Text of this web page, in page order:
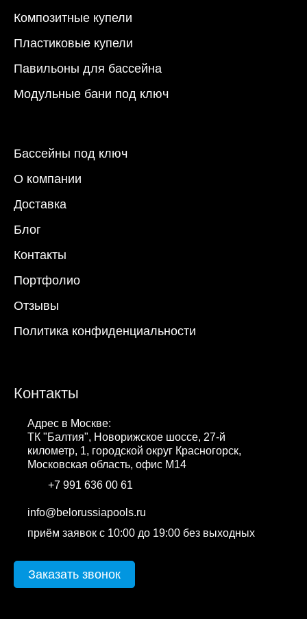
Композитные купели
Пластиковые купели
Павильоны для бассейна
Модульные бани под ключ
Бассейны под ключ
О компании
Доставка
Блог
Контакты
Портфолио
Отзывы
Политика конфиденциальности
Контакты
Адрес в Москве:
ТК "Балтия", Новорижское шоссе, 27-й
километр, 1, городской округ Красногорск,
Московская область, офис М14
+7 991 636 00 61
info@belorussiapools.ru
приём заявок с 10:00 до 19:00 без выходных
Заказать звонок